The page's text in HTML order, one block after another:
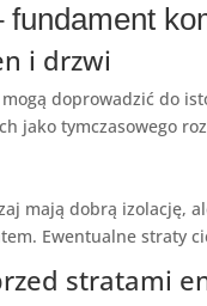
i drzwi
doprowadzić do
jako tymczasowego
mają dobrą izolację,
Ewentualne straty
stratami